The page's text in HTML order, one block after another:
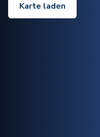
Karte laden